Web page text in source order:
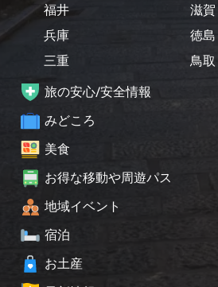
福井
兵庫
三重
滋賀
徳島
鳥取
旅の安心/安全情報
みどころ
美食
お得な移動や周遊パス
地域イベント
宿泊
お土産